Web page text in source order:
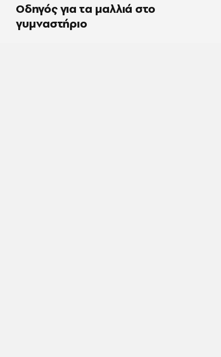
Οδηγός για τα μαλλιά στο
γυμναστήριο